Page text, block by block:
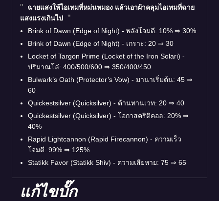
ฉายแสงให้ไอเทมที่หม่นหมอง แล้วเอาผ้าคลุมไอเทมที่ฉาย
แสงแรงเกินไป
Brink of Dawn (Edge of Night) - พลังโจมตี: 10% ⇒ 30%
Brink of Dawn (Edge of Night) - เกราะ: 20 ⇒ 30
Locket of Targon Prime (Locket of the Iron Solari) -
ปริมาณโล่: 400/500/600 ⇒ 350/400/450
Bulwark’s Oath (Protector’s Vow) - มานาเริ่มต้น: 45 ⇒
60
Quickestsilver (Quicksilver) - ต้านทานเวท: 20 ⇒ 40
Quickestsilver (Quicksilver) - โอกาสคริติคอล: 20% ⇒
40%
Rapid Lightcannon (Rapid Firecannon) - ความเร็ว
โจมตี: 99% ⇒ 125%
Statikk Favor (Statikk Shiv) - ความเสียหาย: 75 ⇒ 65
แก้ไขบั๊ก